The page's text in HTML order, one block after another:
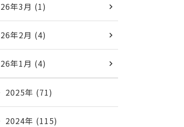
年3月 (1)
年2月 (4)
年1月 (4)
2025年 (71)
2024年 (115)